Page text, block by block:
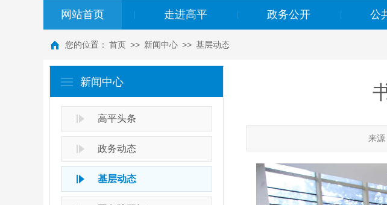
网站首页 走进高平 政务公开 公
您的位置： 首页 >> 新闻中心 >> 基层动态
新闻中心
高平头条
政务动态
基层动态
来